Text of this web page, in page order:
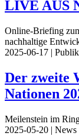
LIVE AUS
Online-Briefing
nachhaltige
2025-06-17 |
Der zweite
Nationen
Meilenstein im
2025-05-20 | News